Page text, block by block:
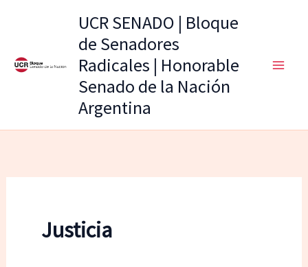
UCR SENADO | Bloque
de Senadores
Radicales | Honorable
Senado de la Nación
Argentina
Justicia